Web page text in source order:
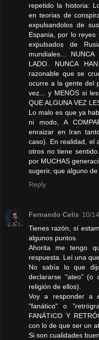
repetido la historia:
en teorias de
expulsandolos de
Espania, por lo
expulsados de
mundiales...
LADO. NUNCA
razonable que se
ocurre a la gente del
vez... y MENOS si
QUE ALGUNA VEZ
Lo malo es que ya
ni modo, A
enraizar en Iran
caso). En realidad, el
otros no tiene
por MUCHAS
sugerir, que alguno de
Reply
Fernando Celis 10/
Tienes razón, sí
algunos puntos.
Ahorita me tengo
respuesta. Leí una
No sabía lo que
declararse "ateo" (o
religión de ellos).
Voy a responder a
"fanático" o
FANÁTICO Y
con lo de que ser un
Si son cualidades